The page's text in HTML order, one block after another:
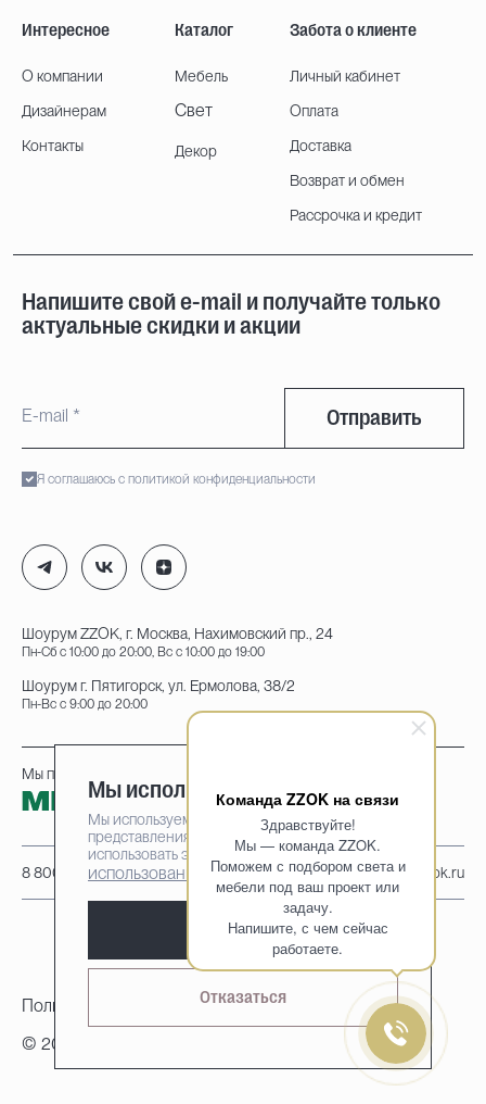
Команда ZZOK на связи
Здравствуйте!
Мы — команда ZZOK.
Поможем с подбором света и
мебели под ваш проект или
задачу.
Напишите, с чем сейчас
работаете.
Интересное
О компании
Дизайнерам
Контакты
Каталог
Мебель
Свет
Декор
Забота о клиенте
Личный кабинет
Оплата
Доставка
Возврат и обмен
Рассрочка и кредит
Напишите свой e-mail и получайте только
актуальные скидки и акции
Отправить
Я соглашаюсь с политикой конфиденциальности
Шоурум ZZOK, г. Москва, Нахимовский пр., 24
Пн-Сб с 10:00 до 20:00, Вс с 10:00 до 19:00
Шоурум г. Пятигорск, ул. Ермолова, 38/2
Пн-Вс с 9:00 до 20:00
8 800 222-95-25 info@zzok.ru
Мы принимаем к оплате:
© 2010-2026, ZZOK
Политика конфиденциальности
Мы используем cookie-файлы
Мы используем cookie-файлы для наилучшего
представления нашего сайта. Продолжая
использовать этот сайт, вы соглашаетесь на
использование cookie-файлов
Принять
Отказаться